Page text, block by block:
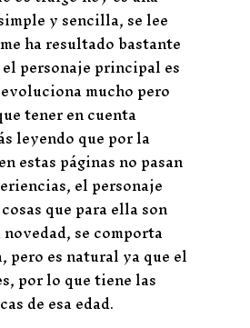
y sencilla, se lee
ha resultado bastante
el personaje principal es
mucho pero
tener en cuenta
leyendo que por la
estas páginas no pasan
el personaje
que para ella son
se comporta
pero es natural ya que el
por lo que tiene las
de esa edad.